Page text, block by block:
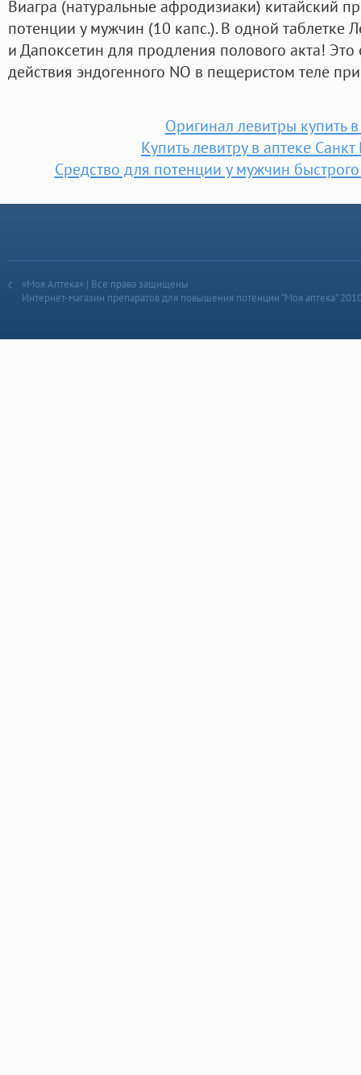
Виагра (натуральные афродизиаки) китайский
потенции у мужчин (10 капс.). В одной таблетке
и Дапоксетин для продления полового акта! Это
действия эндогенного NO в пещеристом теле
Оригинал левитры купить
Купить левитру в аптеке
Средство для потенции у мужчин
«Моя Аптека» | Все права защищены
Интернет-магазин препаратов для повышения потенции “Моя аптека”